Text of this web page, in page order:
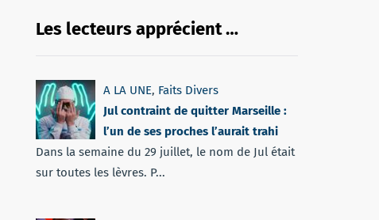
Les lecteurs apprécient …
A LA UNE, Faits Divers
Jul contraint de quitter Marseille :
l’un de ses proches l’aurait trahi
Dans la semaine du 29 juillet, le nom de Jul était
sur toutes les lèvres. P...